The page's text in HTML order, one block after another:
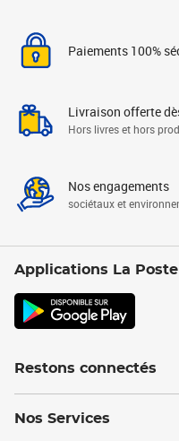
Paiements 100%
Livraison offerte
Hors livres et hors
Nos engagements
sociétaux et
Applications La Poste
Restons connectés
Nos Services